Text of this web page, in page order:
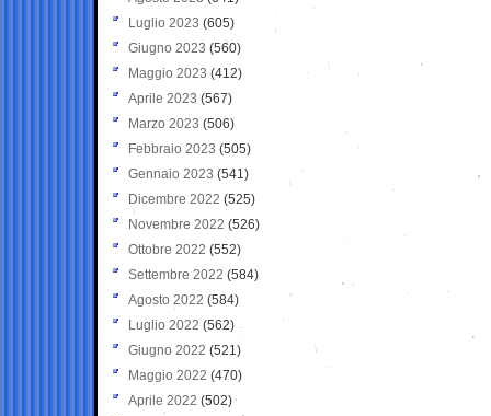
Luglio 2023 (605)
Giugno 2023 (560)
Maggio 2023 (412)
Aprile 2023 (567)
Marzo 2023 (506)
Febbraio 2023 (505)
Gennaio 2023 (541)
Dicembre 2022 (525)
Novembre 2022 (526)
Ottobre 2022 (552)
Settembre 2022 (584)
Agosto 2022 (584)
Luglio 2022 (562)
Giugno 2022 (521)
Maggio 2022 (470)
Aprile 2022 (502)